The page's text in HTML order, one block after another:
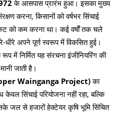
के आसपास प्रारंभ हुआ। इसका मुख्य
करना, किसानों को वर्षभर सिंचाई
को कम करना था। कई वर्षों तक चले
धीरे अपने पूर्ण स्वरूप में विकसित हुई।
में निर्मित यह संरचना इंजीनियरिंग की
जाती है।
Wainganga Project)का
सिंचाई परियोजना नहीं रहा, बल्कि
जल से हजारों हेक्टेयर कृषि भूमि सिंचित